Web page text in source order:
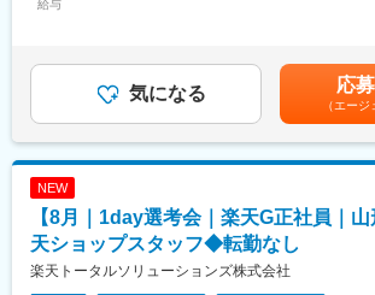
・店舗会議・研修への参加
・キャンペーン企画など、集客に向けた取り
■キャリアパス：
スタッフ（R CREW）から店長を経てRSV
入社後1年で店長昇格を目指していただきま
■組織構成：
1店舗あたり店長1名、スタッフ5～15名で運
チームで協力しながら接客を行うスタイル
は設定されていますが、個人予算はありませ
成を目指す、前向きな雰囲気の職場です。
■魅力：
評価は数値目標に加え、業務への取り組み姿
献などの「行動評価」を含めた総合評価で決
に偏らない、公平で納得感のある評価基準で
給与
気になる 応
（エー
NEW
【8月｜1day選考会｜楽天G正社員｜
天ショップスタッフ◆転勤なし
楽天トータルソリューションズ株式会社